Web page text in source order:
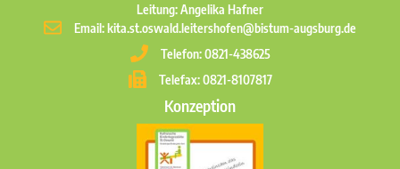
Leitung: Angelika Hafner
Email: kita.st.oswald.leitershofen@bistum-augsburg.de
Telefon: 0821-438625
Telefax: 0821-8107817
Konzeption